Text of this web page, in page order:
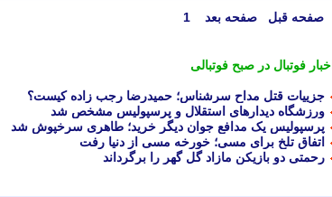
صفحه قبل
صفحه بعد 1
اخبار فوتبال در صبح فوتبالی
جزییات قتل مداح سرشناس؛ حمیدرضا رجب زاده کیست؟
ورزشگاه دیدارهای استقلال و پرسپولیس مشخص شد
پرسپولیس یک مدافع جوان دیگر خرید؛ طاهری سرخپوش شد
اتفاق تلخ برای مسی؛ خورخه مسی از دنیا رفت
رحمتی دو بازیکن مازاد گل گهر را برگرداند